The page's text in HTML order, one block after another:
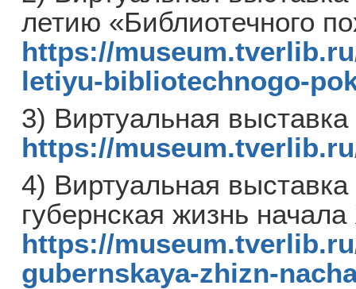
летию «Библиотечного
https://
letiyu-bibliotechnogo-
3) Виртуальная
https://
4) Виртуальная
губернская жизнь
https://
gubernskaya-zhizn-